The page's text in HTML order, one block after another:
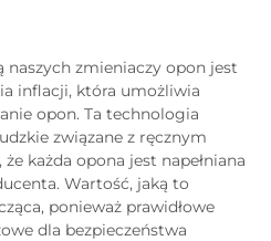
naszych zmieniaczy opon jest
inflacji, która umożliwia
opon. Ta technologia
związane z ręcznym
każda opona jest napełniana
Wartość, jaką to
ponieważ prawidłowe
dla bezpieczeństwa